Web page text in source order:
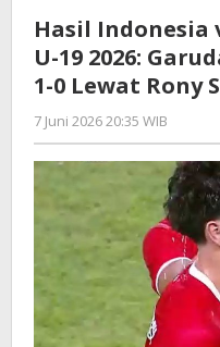
Hasil Indonesia
U-19 2026:
1-0 Lewat Rony
7 Juni 2026 20:35 WIB